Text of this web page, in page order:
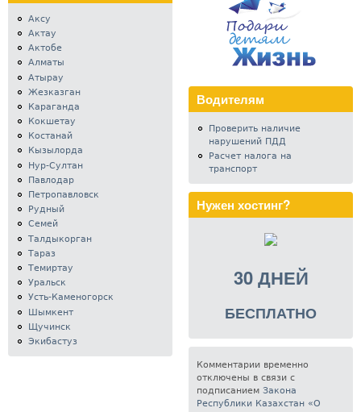
Аксу
Актау
Актобе
Алматы
Атырау
Жезказган
Караганда
Кокшетау
Костанай
Кызылорда
Нур-Султан
Павлодар
Петропавловск
Рудный
Семей
Талдыкорган
Тараз
Темиртау
Уральск
Усть-Каменогорск
Шымкент
Щучинск
Экибастуз
Водителям
Проверить наличие
нарушений ПДД
Расчет налога на
транспорт
Нужен хостинг?
30 ДНЕЙ
БЕСПЛАТНО
Комментарии временно
отключены в связи с
подписанием Закона
Республики Казахстан «О